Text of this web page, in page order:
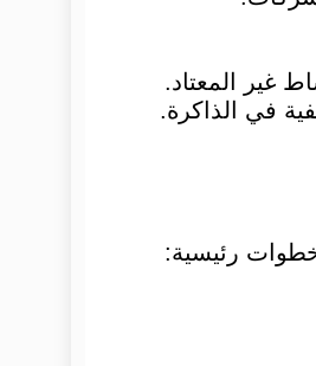
غير المعتاد.
خطوات رئيسية: